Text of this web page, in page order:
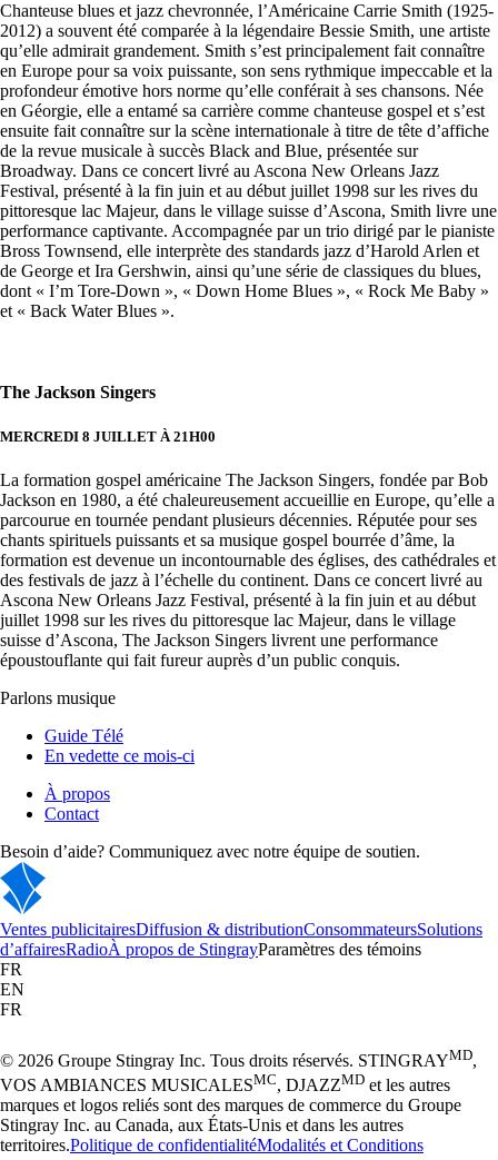
Chanteuse blues et jazz chevronnée, l’Américaine Carrie Smith (1925-
2012) a souvent été comparée à la légendaire Bessie Smith, une artiste
qu’elle admirait grandement. Smith s’est principalement fait connaître
en Europe pour sa voix puissante, son sens rythmique impeccable et la
profondeur émotive hors norme qu’elle conférait à ses chansons. Née
en Géorgie, elle a entamé sa carrière comme chanteuse gospel et s’est
ensuite fait connaître sur la scène internationale à titre de tête d’affiche
de la revue musicale à succès Black and Blue, présentée sur
Broadway. Dans ce concert livré au Ascona New Orleans Jazz
Festival, présenté à la fin juin et au début juillet 1998 sur les rives du
pittoresque lac Majeur, dans le village suisse d’Ascona, Smith livre une
performance captivante. Accompagnée par un trio dirigé par le pianiste
Bross Townsend, elle interprète des standards jazz d’Harold Arlen et
de George et Ira Gershwin, ainsi qu’une série de classiques du blues,
dont « I’m Tore-Down », « Down Home Blues », « Rock Me Baby »
et « Back Water Blues ».
The Jackson Singers
MERCREDI 8 JUILLET À 21H00
La formation gospel américaine The Jackson Singers, fondée par Bob
Jackson en 1980, a été chaleureusement accueillie en Europe, qu’elle a
parcourue en tournée pendant plusieurs décennies. Réputée pour ses
chants spirituels puissants et sa musique gospel bourrée d’âme, la
formation est devenue un incontournable des églises, des cathédrales et
des festivals de jazz à l’échelle du continent. Dans ce concert livré au
Ascona New Orleans Jazz Festival, présenté à la fin juin et au début
juillet 1998 sur les rives du pittoresque lac Majeur, dans le village
suisse d’Ascona, The Jackson Singers livrent une performance
époustouflante qui fait fureur auprès d’un public conquis.
Parlons musique
Guide Télé
En vedette ce mois-ci
À propos
Contact
Besoin d’aide? Communiquez avec notre équipe de soutien.
Ventes publicitairesDiffusion & distributionConsommateursSolutions
d’affairesRadioÀ propos de StingrayParamètres des témoins
FR
EN
FR
© 2026 Groupe Stingray Inc. Tous droits réservés. STINGRAYMD,
VOS AMBIANCES MUSICALESMC, DJAZZMD et les autres
marques et logos reliés sont des marques de commerce du Groupe
Stingray Inc. au Canada, aux États-Unis et dans les autres
territoires.Politique de confidentialitéModalités et Conditions